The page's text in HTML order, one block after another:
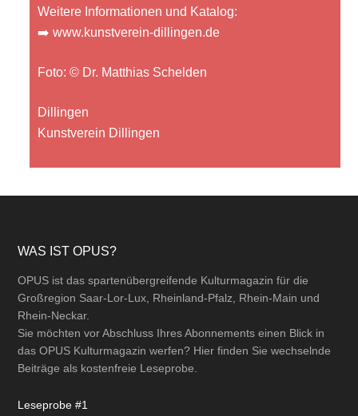
Weitere Informationen und Katalog:
➡️www.kunstverein-dillingen.de
Foto: © Dr. Matthias Schelden
Dillingen
Kunstverein Dillingen
Footer
WAS IST OPUS?
OPUS ist das spartenübergreifende Kulturmagazin für die
Großregion Saar-Lor-Lux, Rheinland-Pfalz, Rhein-Main und
Rhein-Neckar.
Sie möchten vor Abschluss Ihres Abonnements einen Blick in
das OPUS Kulturmagazin werfen? Hier finden Sie wechselnde
Beiträge als kostenfreie Leseprobe.
Leseprobe #1